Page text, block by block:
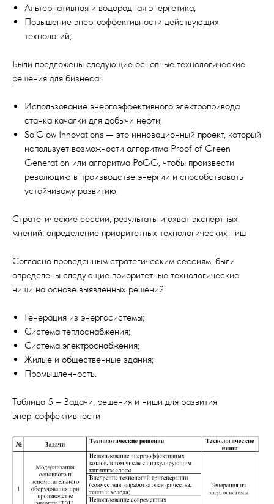
Альтернативная и водородная энергетика;
Повышение энергоэффективности действующих
технологий;
Были предложены следующие основные технологические
решения для бизнеса:
Использование энергоэффективного электропривода
станка качалки для добычи нефти;
SolGlow Innovations — это инновационный проект, который
использует возможности алгоритма Proof of Green
Generation или алгоритма PoGG, чтобы произвести
революцию в производстве энергии и способствовать
устойчивому развитию;
Стратегические сессии, результаты и охват экспертных
мнений, определение приоритетных технологических ниш
Согласно проведенным стратегическим сессиям, были
определены следующие приоритетные технологические
ниши на основе выявленных решений:
Генерация из энергосистемы;
Система теплоснабжения;
Система электроснабжения;
Жилые и общественные здания;
Промышленность.
Таблица 5 – Задачи, решения и ниши для развития
энергоэффективности